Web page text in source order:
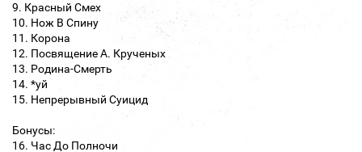
9. Красный Смех
10. Нож В Спину
11. Корона
12. Посвящение А. Крученых
13. Родина-Смерть
14. *уй
15. Непрерывный Суицид
Бонусы:
16. Час До Полночи